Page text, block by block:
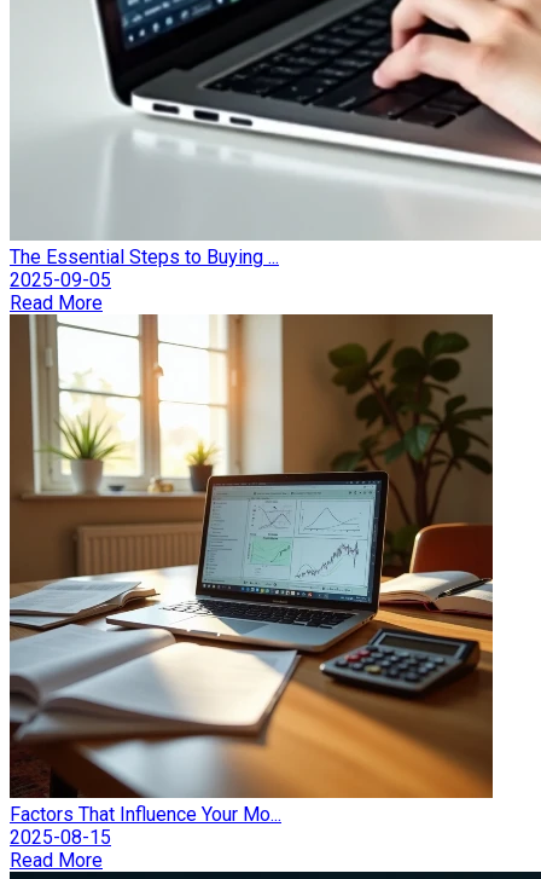
The Essential Steps to Buying ...
2025-09-05
Read More
Factors That Influence Your Mo...
2025-08-15
Read More